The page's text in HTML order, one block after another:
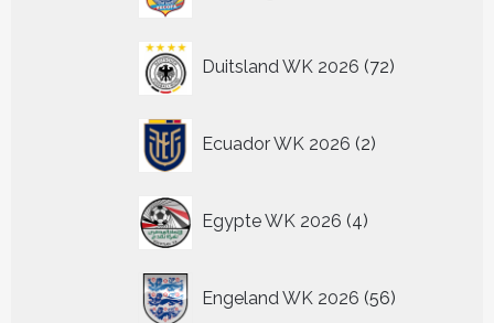
Duitsland WK 2026 72
producten
Ecuador WK 2026 2
producten
Egypte WK 2026 4
producten
Engeland WK 2026 56
producten